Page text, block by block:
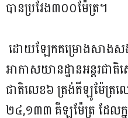
បានប្រវែង៣០០ម៉ែត្រ។
ដោយឡែកគម្រោងសាងសង់ផ្
អាកាសយានដ្ឋានអន្តរជាតិ
ជាតិលេខ៦ ត្រង់គីឡូម៉ែត្រល
២៤,១៣៣ គីឡូម៉ែត្រ ដែល